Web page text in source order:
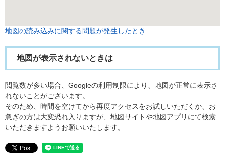
地図の読み込みに関する問題が発生したとき
地図が表示されないときは
閲覧数が多い場合、Googleの利用制限により、地図が正常に表示さ
れないことがございます。
そのため、時間を空けてから再度アクセスをお試しいただくか、お
急ぎの方は大変恐れ入りますが、地図サイトや地図アプリにて検索
いただきますようお願いいたします。